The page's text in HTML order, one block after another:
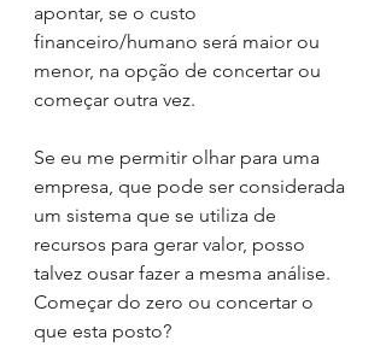
apontar, se o custo
financeiro/humano será maior ou
menor, na opção de concertar ou
começar outra vez.
Se eu me permitir olhar para uma
empresa, que pode ser considerada
um sistema que se utiliza de
recursos para gerar valor, posso
talvez ousar fazer a mesma análise.
Começar do zero ou concertar o
que esta posto?